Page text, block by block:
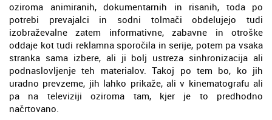
oziroma animiranih, dokumentarnih in risanih, toda po
potrebi prevajalci in sodni tolmači obdelujejo tudi
izobraževalne zatem informativne, zabavne in otroške
oddaje kot tudi reklamna sporočila in serije, potem pa vsaka
stranka sama izbere, ali ji bolj ustreza sinhronizacija ali
podnaslovljenje teh materialov. Takoj po tem bo, ko jih
uradno prevzeme, jih lahko prikaže, ali v kinematografu ali
pa na televiziji oziroma tam, kjer je to predhodno
načrtovano.